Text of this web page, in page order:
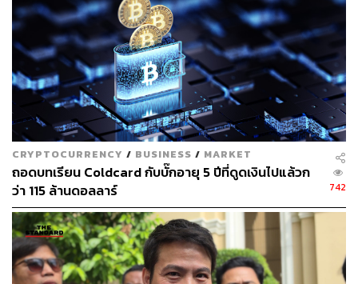
อ้างอิง:
https://www.bloomberg.com/news/articles/2022-07-2
1/ex-coinbase-manager-arrested-in-us-crypto-insider
-trading-case
ช่องทางติดตามTHE STANDARD WEALTH
Twitter:twitter.com/standard_wealth
Instagram:instagram.com/thestandardwealth
Official Line:https://lin.ee/xfPbXUP
CRYPTOCURRENCY / BUSINESS / MARKET
ถอดบทเรียน Coldcard กับบั๊กอายุ 5 ปีที่ดูดเงินไปแล้วก
ว่า 115 ล้านดอลลาร์
742